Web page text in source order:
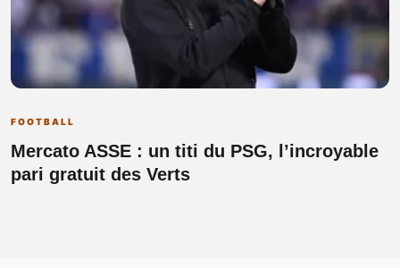
FOOTBALL
Mercato ASSE : un titi du PSG, l’incroyable
pari gratuit des Verts